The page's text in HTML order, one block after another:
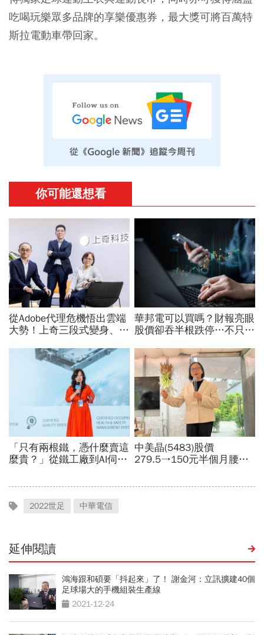
吃喝玩樂眾多品牌的享樂優惠券，最大獎可將百萬特
斯拉電動車帶回家。
2022世足 中華電信
延伸閱讀
鴻海跟和碩要「抖起來」了！ 謝金河：立訊擴建40個
足球場大的手機組裝生產線
2021-12-24